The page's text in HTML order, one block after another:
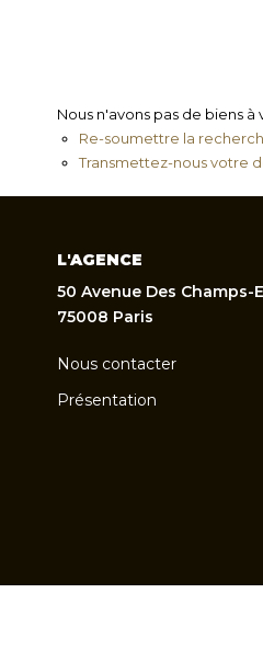
Nous n'avons pas de biens
Re-soumettre la
Transmettez-nous votre
L'AGENCE
50 Avenue Des Champs-
75008 Paris
Nous contacter
Présentation